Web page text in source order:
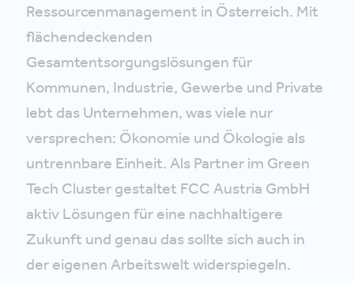
Ressourcenmanagement in Österreich. Mit
flächendeckenden
Gesamtentsorgungslösungen für
Kommunen, Industrie, Gewerbe und Private
lebt das Unternehmen, was viele nur
versprechen: Ökonomie und Ökologie als
untrennbare Einheit. Als Partner im Green
Tech Cluster gestaltet FCC Austria GmbH
aktiv Lösungen für eine nachhaltigere
Zukunft und genau das sollte sich auch in
der eigenen Arbeitswelt widerspiegeln.